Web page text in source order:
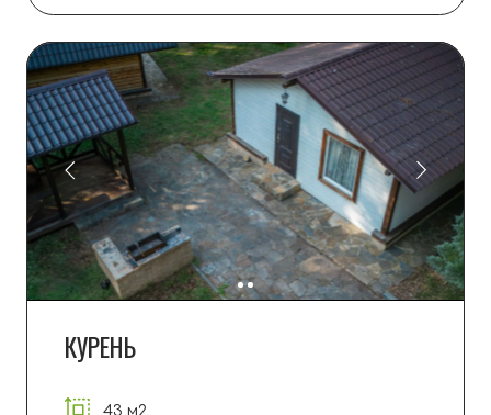
от 18 000
6 мест
80 м2
ПОДРОБНЕЕ
СТОРОЖКА